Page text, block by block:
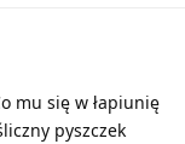
mu się w łapiunię
pyszczek